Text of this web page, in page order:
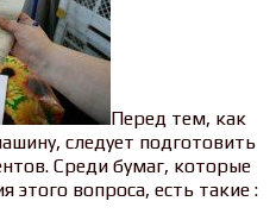
Перед тем, как
следует подготовить
Среди бумаг, которые
этого вопроса, есть такие :